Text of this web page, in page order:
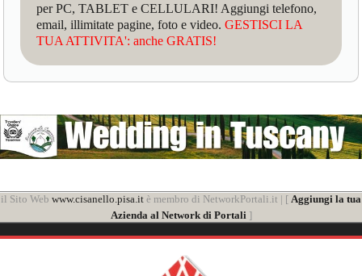
per PC, TABLET e CELLULARI! Aggiungi telefono,
email, illimitate pagine, foto e video.GESTISCI LA
TUA ATTIVITA': anche GRATIS!
il Sito Web www.cisanello.pisa.it è membro di NetworkPortali.it | [ Aggiungi la tua
Azienda al Network di Portali]